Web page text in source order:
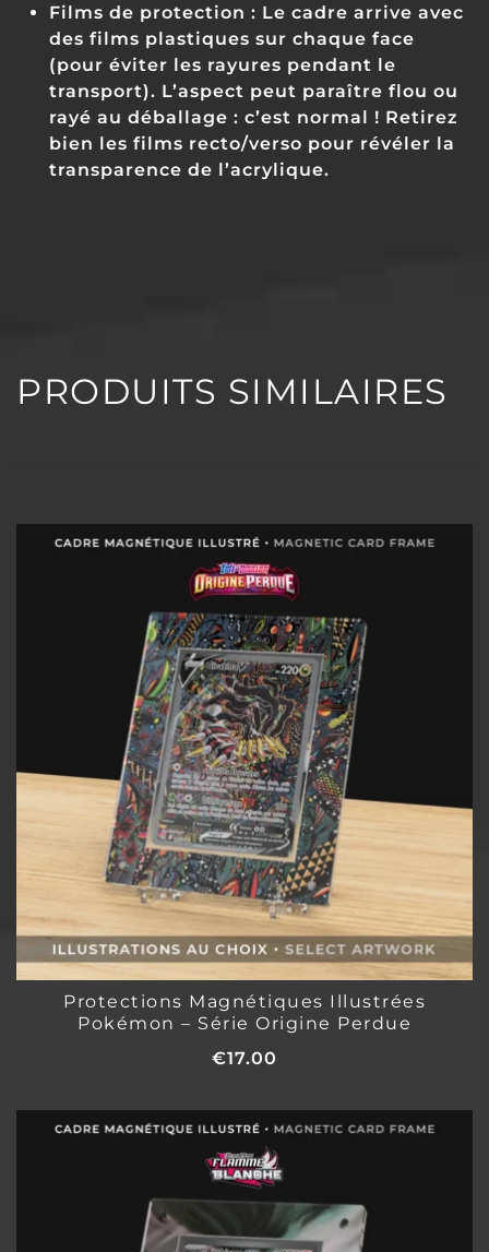
Films de protection : Le cadre arrive avec
des films plastiques sur chaque face
(pour éviter les rayures pendant le
transport). L’aspect peut paraître flou ou
rayé au déballage : c’est normal ! Retirez
bien les films recto/verso pour révéler la
transparence de l’acrylique.
PRODUITS SIMILAIRES
Protections Magnétiques Illustrées
Pokémon – Série Origine Perdue
€17.00